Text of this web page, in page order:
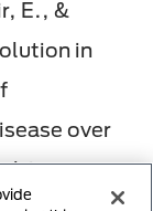
E., &
in
over